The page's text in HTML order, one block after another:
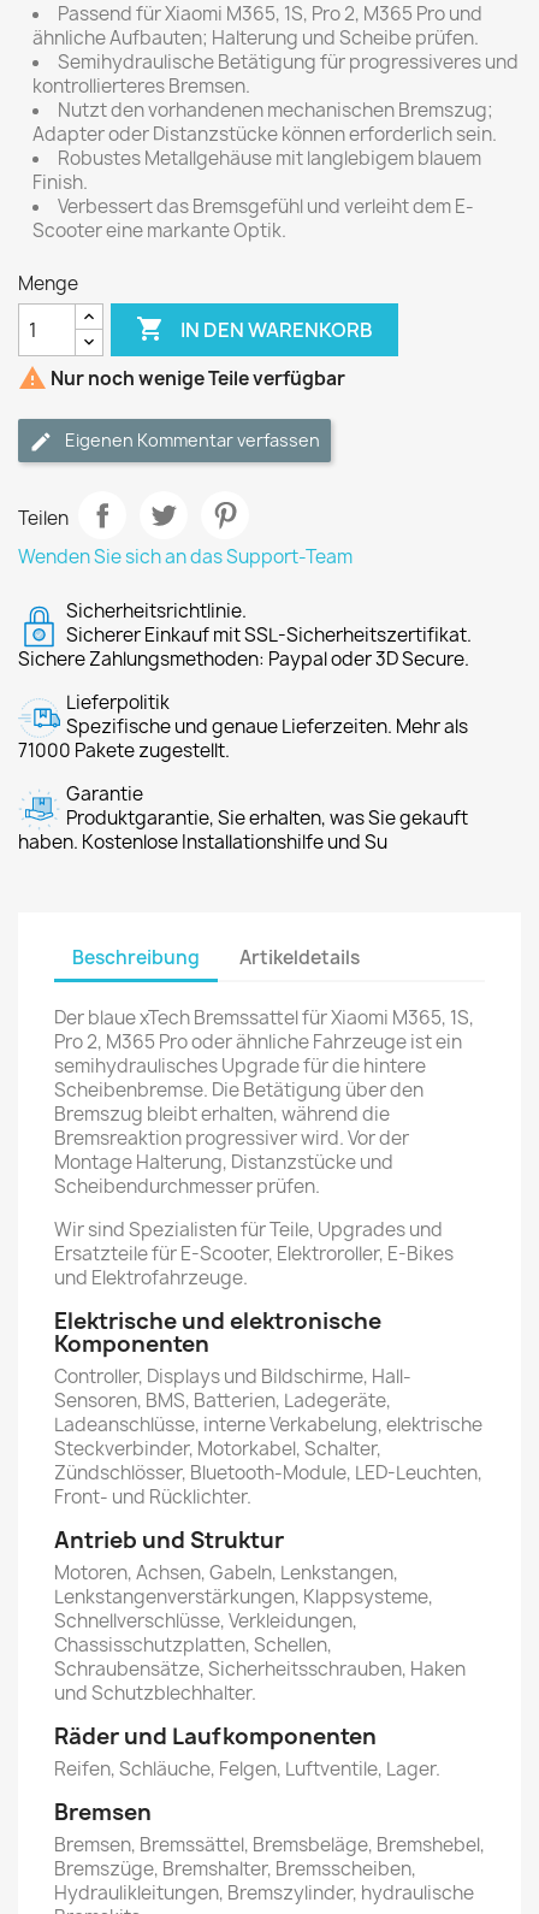
Passend für Xiaomi M365, 1S, Pro 2, M365 Pro und
ähnliche Aufbauten; Halterung und Scheibe prüfen.
Semihydraulische Betätigung für progressiveres und
kontrollierteres Bremsen.
Nutzt den vorhandenen mechanischen Bremszug;
Adapter oder Distanzstücke können erforderlich sein.
Robustes Metallgehäuse mit langlebigem blauem
Finish.
Verbessert das Bremsgefühl und verleiht dem E-
Scooter eine markante Optik.
Menge
 IN DEN WARENKORB
 Nur noch wenige Teile verfügbar
Eigenen Kommentar verfassen
Teilen
Wenden Sie sich an das Support-Team
Sicherheitsrichtlinie.
Sicherer Einkauf mit SSL-Sicherheitszertifikat.
Sichere Zahlungsmethoden: Paypal oder 3D Secure.
Lieferpolitik
Spezifische und genaue Lieferzeiten. Mehr als
71000 Pakete zugestellt.
Garantie
Produktgarantie, Sie erhalten, was Sie gekauft
haben. Kostenlose Installationshilfe und Su
Beschreibung Artikeldetails
Der blaue xTech Bremssattel für Xiaomi M365, 1S,
Pro 2, M365 Pro oder ähnliche Fahrzeuge ist ein
semihydraulisches Upgrade für die hintere
Scheibenbremse. Die Betätigung über den
Bremszug bleibt erhalten, während die
Bremsreaktion progressiver wird. Vor der
Montage Halterung, Distanzstücke und
Scheibendurchmesser prüfen.
Wir sind Spezialisten für Teile, Upgrades und
Ersatzteile für E-Scooter, Elektroroller, E-Bikes
und Elektrofahrzeuge.
Elektrische und elektronische
Komponenten
Controller, Displays und Bildschirme, Hall-
Sensoren, BMS, Batterien, Ladegeräte,
Ladeanschlüsse, interne Verkabelung, elektrische
Steckverbinder, Motorkabel, Schalter,
Zündschlösser, Bluetooth-Module, LED-Leuchten,
Front- und Rücklichter.
Antrieb und Struktur
Motoren, Achsen, Gabeln, Lenkstangen,
Lenkstangenverstärkungen, Klappsysteme,
Schnellverschlüsse, Verkleidungen,
Chassisschutzplatten, Schellen,
Schraubensätze, Sicherheitsschrauben, Haken
und Schutzblechhalter.
Räder und Laufkomponenten
Reifen, Schläuche, Felgen, Luftventile, Lager.
Bremsen
Bremsen, Bremssättel, Bremsbeläge, Bremshebel,
Bremszüge, Bremshalter, Bremsscheiben,
Hydraulikleitungen, Bremszylinder, hydraulische